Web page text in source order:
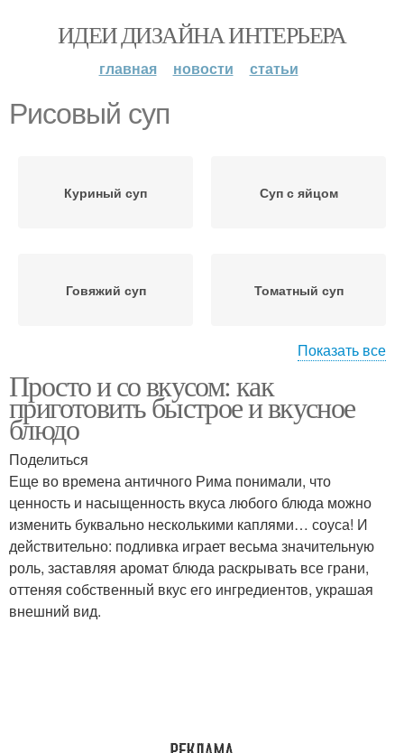
ИДЕИ ДИЗАЙНА ИНТЕРЬЕРА
главная новости статьи
Рисовый суп
Куриный суп Суп с яйцом
Говяжий суп Томатный суп
Суп с рисом Сырный суп
Суп с копченой курицей Суп с клецками
Суп с курицей Щавелевый суп
Показать все
Просто и со вкусом: как
приготовить быстрое и вкусное
блюдо
Поделиться
Еще во времена античного Рима понимали, что
ценность и насыщенность вкуса любого блюда можно
изменить буквально несколькими каплями… соуса! И
действительно: подливка играет весьма значительную
роль, заставляя аромат блюда раскрывать все грани,
оттеняя собственный вкус его ингредиентов, украшая
внешний вид.